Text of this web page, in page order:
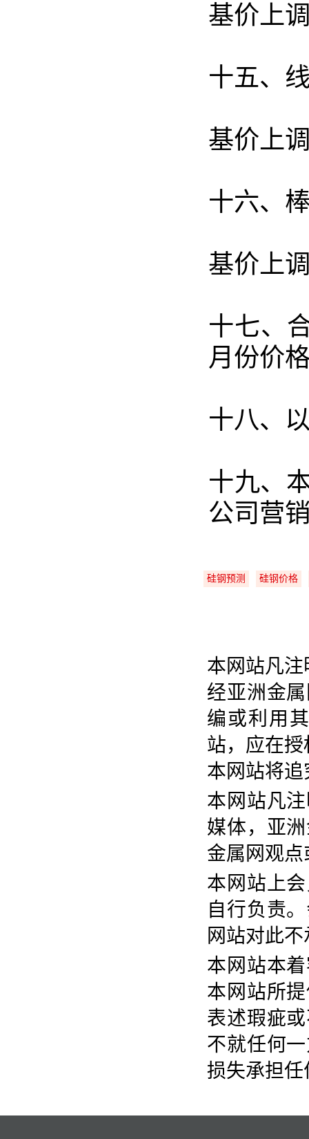
基价上
十五、
基价上
十六、
基价上
十七、
月份价
十八、
十九、
公司营
硅钢预测 硅钢价格
本网站凡
经亚洲金
编或利用
站，应在
本网站将
本网站凡
媒体，亚
金属网观
本网站上
自行负责
网站对此
本网站本
本网站所
表述瑕疵
不就任何
损失承担任